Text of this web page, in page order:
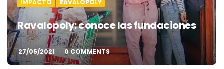
IMPACTO RAVALOPOLY
Ravalopoly: conoce las fundaciones
27/05/2021 0 COMMENTS